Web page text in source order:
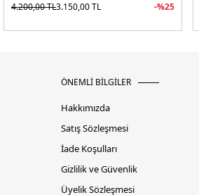
4.200,00TL3.150,00TL -%25
ÖNEMLİ BİLGİLER
Hakkımızda
Satış Sözleşmesi
İade Koşulları
Gizlilik ve Güvenlik
Üyelik Sözleşmesi